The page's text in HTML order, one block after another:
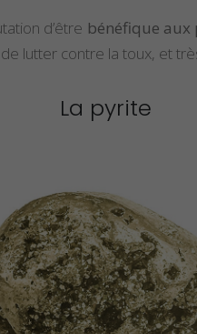
d’être bénéfique aux
de lutter contre la toux, et
La pyrite